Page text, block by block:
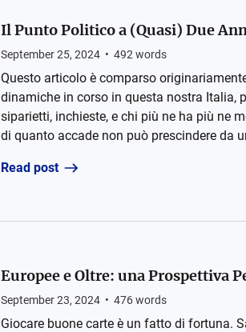
Il Punto Politico a (Quasi) Due
September 25, 2024 • 492 words
Questo articolo è comparso
dinamiche in corso in questa nostra Italia,
siparietti, inchieste, e chi più ne ha più ne
di quanto accade non può prescindere da
Read post
Europee e Oltre: una Prospettiva
September 23, 2024 • 476words
Giocare buone carte è un fatto di fortuna.